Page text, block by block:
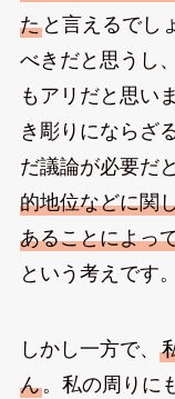
たと言えるでし
べきだと思うし
もアリだと思い
き彫りにならざ
だ議論が必要だ
的地位などに関
あることによっ
という考えです。
しかし一方で、
ん。私の周りに